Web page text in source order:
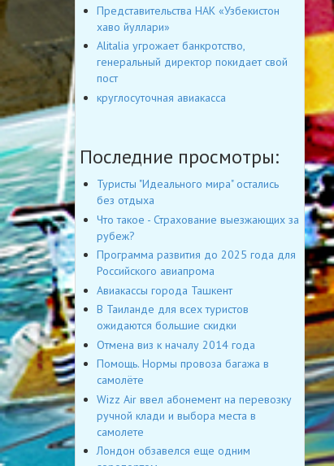
Представительства НАК «Узбекистон
хаво йуллари»
Alitalia угрожает банкротство,
генеральный директор покидает свой
пост
круглосуточная авиакасса
Последние просмотры:
Туристы "Идеального мира" остались
без отдыха
Что такое - Страхование выезжающих за
рубеж?
Программа развития до 2025 года для
Российского авиапрома
Авиакассы города Ташкент
В Таиланде для всех туристов
ожидаются большие скидки
Отмена виз к началу 2014 года
Помощь. Нормы провоза багажа в
самолёте
Wizz Air ввел абонемент на перевозку
ручной клади и выбора места в
самолете
Лондон обзавелся еще одним